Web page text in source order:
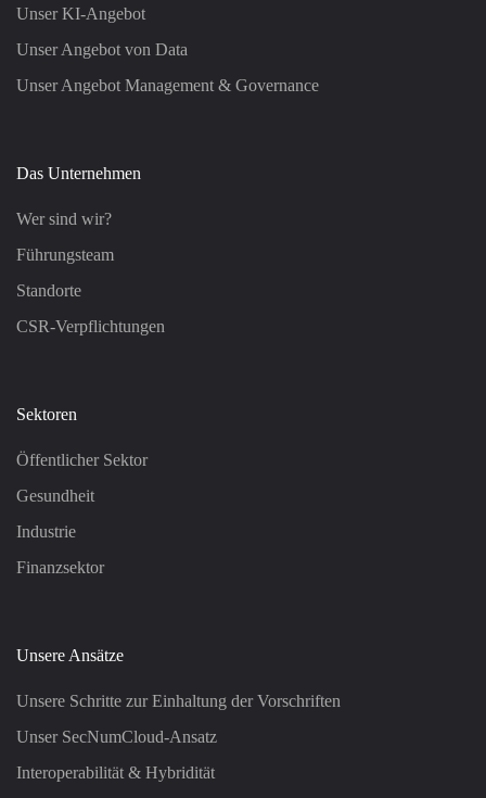
Unser KI-Angebot
Unser Angebot von Data
Unser Angebot Management & Governance
Das Unternehmen
Wer sind wir?
Führungsteam
Standorte
CSR-Verpflichtungen
Sektoren
Öffentlicher Sektor
Gesundheit
Industrie
Finanzsektor
Unsere Ansätze
Unsere Schritte zur Einhaltung der Vorschriften
Unser SecNumCloud-Ansatz
Interoperabilität & Hybridität